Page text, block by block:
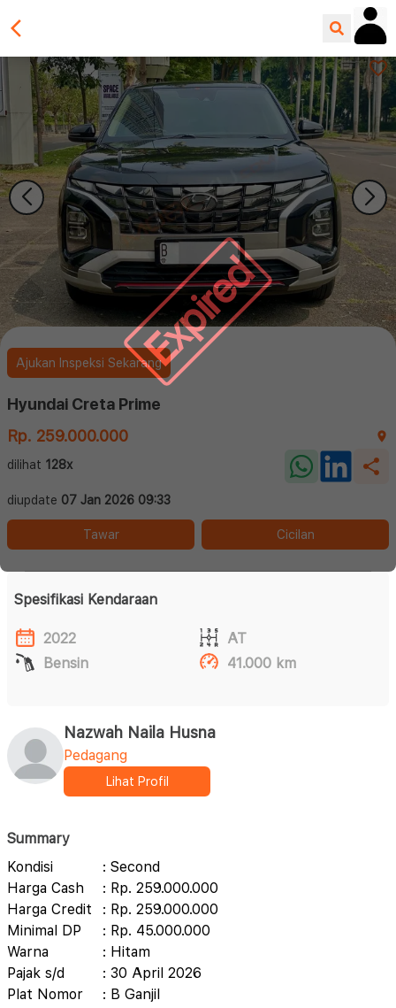
Expired
Ajukan Inspeksi Sekarang
Hyundai Creta Prime
Rp. 259.000.000
dilihat 128x
diupdate 07 Jan 2026 09:33
Tawar Cicilan
Spesifikasi Kendaraan
2022
AT
Bensin
41.000 km
Nazwah Naila Husna
Pedagang
Lihat Profil
Summary
Kondisi
: Second
Harga Cash
: Rp. 259.000.000
Harga Credit
: Rp. 259.000.000
Minimal DP
: Rp. 45.000.000
Warna
: Hitam
Pajak s/d
: 30 April 2026
Plat Nomor
: B Ganjil